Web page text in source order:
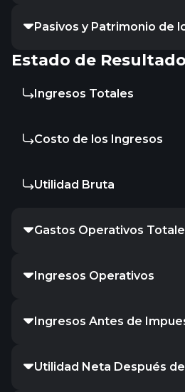
Pasivos y Patrimonio de
Estado de
Ingresos Totales
Costo de los Ingresos
Utilidad Bruta
Gastos Operativos
Ingresos Operativos
Ingresos Antes de
Utilidad Neta Después